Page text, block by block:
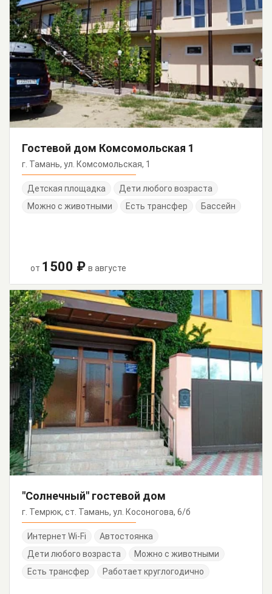
Гостевой дом Комсомольская 1
г. Тамань, ул. Комсомольская, 1
Детская площадка
Дети любого возраста
Можно с животными
Есть трансфер Бассейн
от 1500 ₽ в августе
"Солнечный" гостевой дом
г. Темрюк, ст. Тамань, ул. Косоногова, 6/б
Интернет Wi-Fi
Автостоянка
Дети любого возраста
Можно с животными
Есть трансфер
Работает круглогодично